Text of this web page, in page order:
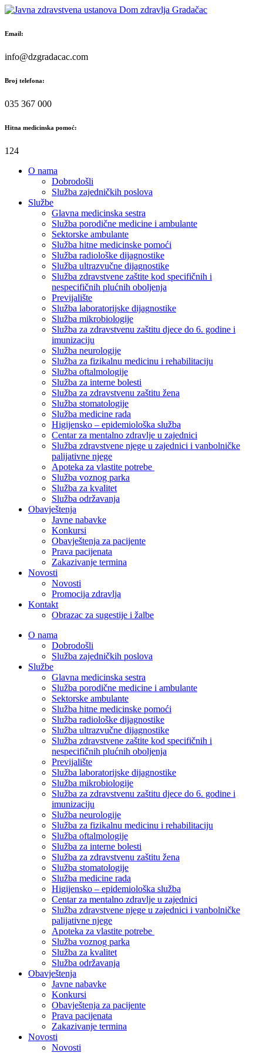
Skip
content
Email:
info@dzgradacac.com
Broj telefona:
035 367 000
Hitna medicinska pomoć:
124
O nama
Dobrodošli
Služba zajedničkih poslova
Službe
Glavna medicinska sestra
Služba porodične medicine i ambulante
Sektorske ambulante
Služba hitne medicinske pomoći
Služba radiološke dijagnostike
Služba ultrazvučne dijagnostike
Služba zdravstvene zaštite kod specifičnih i
nespecifičnih plućnih oboljenja
Previjalište
Služba laboratorijske dijagnostike
Služba mikrobiologije
Služba za zdravstvenu zaštitu djece do 6. godine i
imunizaciju
Služba neurologije
Služba za fizikalnu medicinu i rehabilitaciju
Služba oftalmologije
Služba za interne bolesti
Služba za zdravstvenu zaštitu žena
Služba stomatologije
Služba medicine rada
Higijensko – epidemiološka služba
Centar za mentalno zdravlje u zajednici
Služba zdravstvene njege u zajednici i vanbolničke
palijativne njege
Apoteka za vlastite potrebe
Služba voznog parka
Služba za kvalitet
Služba održavanja
Obavještenja
Javne nabavke
Konkursi
Obavještenja za pacijente
Prava pacijenata
Zakazivanje termina
Novosti
Novosti
Promocija zdravlja
Kontakt
Obrazac za sugestije i žalbe
O nama
Dobrodošli
Služba zajedničkih poslova
Službe
Glavna medicinska sestra
Služba porodične medicine i ambulante
Sektorske ambulante
Služba hitne medicinske pomoći
Služba radiološke dijagnostike
Služba ultrazvučne dijagnostike
Služba zdravstvene zaštite kod specifičnih i
nespecifičnih plućnih oboljenja
Previjalište
Služba laboratorijske dijagnostike
Služba mikrobiologije
Služba za zdravstvenu zaštitu djece do 6. godine i
imunizaciju
Služba neurologije
Služba za fizikalnu medicinu i rehabilitaciju
Služba oftalmologije
Služba za interne bolesti
Služba za zdravstvenu zaštitu žena
Služba stomatologije
Služba medicine rada
Higijensko – epidemiološka služba
Centar za mentalno zdravlje u zajednici
Služba zdravstvene njege u zajednici i vanbolničke
palijativne njege
Apoteka za vlastite potrebe
Služba voznog parka
Služba za kvalitet
Služba održavanja
Obavještenja
Javne nabavke
Konkursi
Obavještenja za pacijente
Prava pacijenata
Zakazivanje termina
Novosti
Novosti